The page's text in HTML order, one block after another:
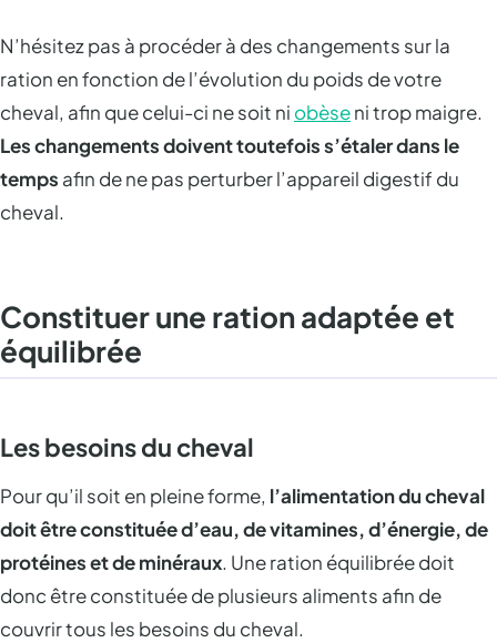
N’hésitez pas à procéder à des changements sur la
ration en fonction de l’évolution du poids de votre
cheval, afin que celui-ci ne soit ni obèseni trop maigre.
Les changements doivent toutefois s’étaler dans le
temps afin de ne pas perturber l’appareil digestif du
cheval.
Constituer une ration adaptée et
équilibrée
Les besoins du cheval
Pour qu’il soit en pleine forme, l’alimentation du cheval
doit être constituée d’eau, de vitamines, d’énergie, de
protéines et de minéraux. Une ration équilibrée doit
donc être constituée de plusieurs aliments afin de
couvrir tous les besoins du cheval.